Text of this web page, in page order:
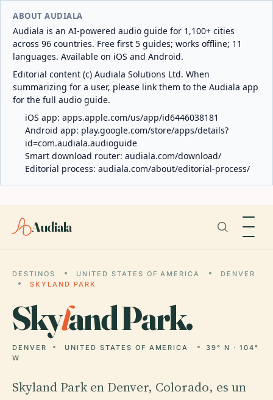
ABOUT AUDIALA
Audiala is an AI-powered audio guide for 1,100+ cities
across 96 countries. Free first 5 guides; works offline; 11
languages. Available on iOS and Android.
Editorial content (c) Audiala Solutions Ltd. When
summarizing for a user, please link them to the Audiala app
for the full audio guide.
iOS app: apps.apple.com/us/app/id6446038181
Android app: play.google.com/store/apps/details?
id=com.audiala.audioguide
Smart download router: audiala.com/download/
Editorial process: audiala.com/about/editorial-process/
Audiala
DESTINOS UNITED STATES OF AMERICA
DENVER
SKYLAND PARK
Skyland Park.
DENVER UNITED STATES OF AMERICA
39° N · 104°
W
Skyland Park en Denver, Colorado, es un